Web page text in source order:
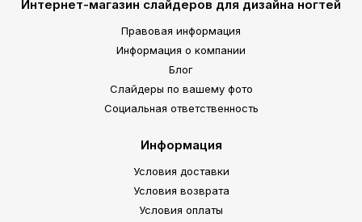
Интернет-магазин слайдеров для дизайна ногтей
Правовая информация
Информация о компании
Блог
Слайдеры по вашему фото
Социальная ответственность
Информация
Условия доставки
Условия возврата
Условия оплаты